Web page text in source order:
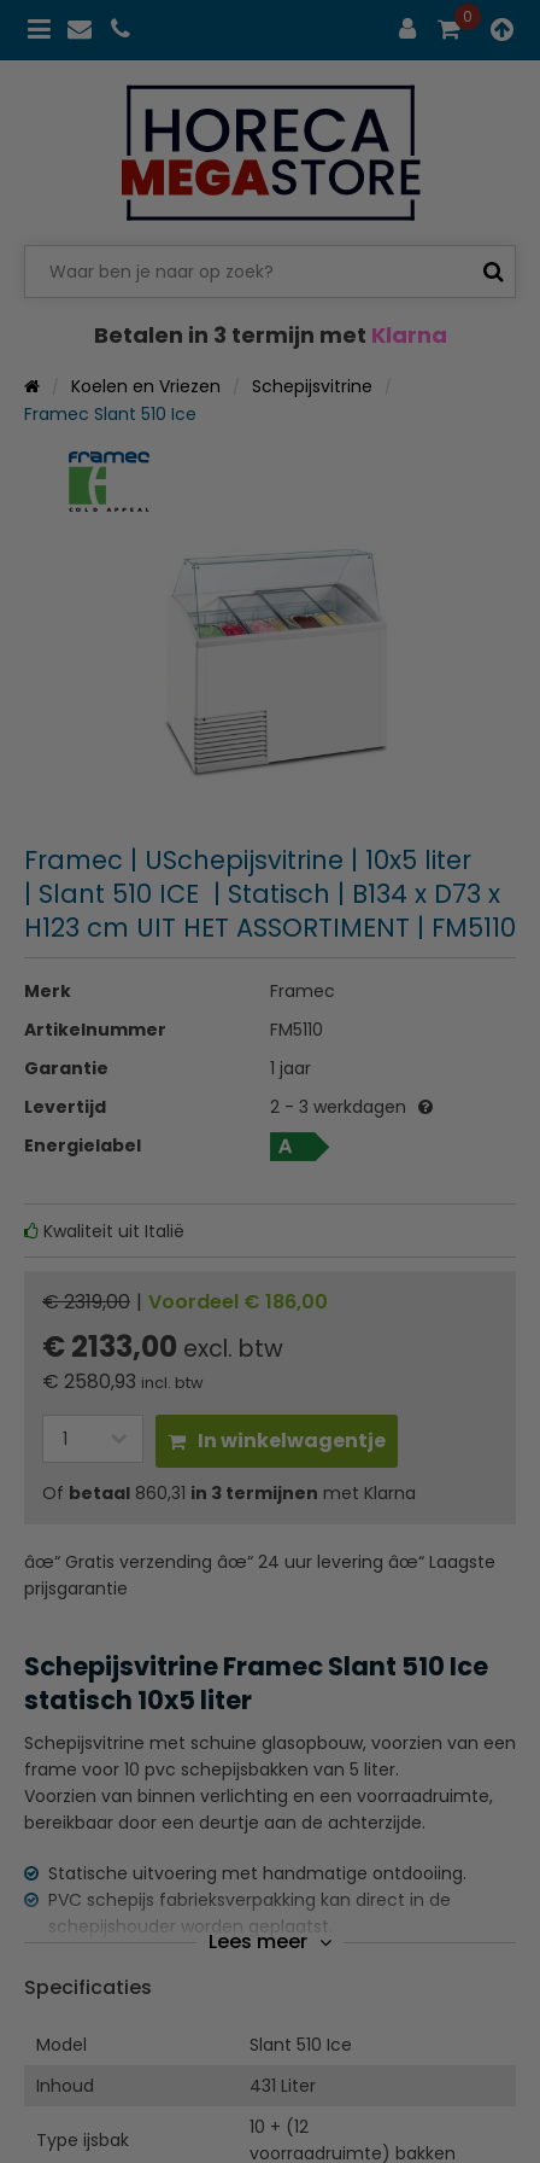
0
Betalen in 3 termijn met Klarna
Koelen en Vriezen
Schepijsvitrine
Framec Slant 510 Ice
Framec | USchepijsvitrine | 10x5 liter
| Slant 510 ICE | Statisch | B134 x D73 x
H123 cm UIT HET ASSORTIMENT | FM5110
Merk
Framec
Artikelnummer
FM5110
Garantie
1 jaar
Levertijd
2 - 3 werkdagen
Energielabel
Kwaliteit uit Italië
€ 2319,00 | Voordeel € 186,00
€ 2133,00 excl. btw
€ 2580,93 incl. btw
In winkelwagentje
Of betaal 860,31 in 3 termijnen met Klarna
âœ“ Gratis verzending âœ“ 24 uur levering âœ“ Laagste
prijsgarantie
Schepijsvitrine Framec Slant 510 Ice
statisch 10x5 liter
Schepijsvitrine met schuine glasopbouw, voorzien van een
frame voor 10 pvc schepijsbakken van 5 liter.
Voorzien van binnen verlichting en een voorraadruimte,
bereikbaar door een deurtje aan de achterzijde.
Statische uitvoering met handmatige ontdooiing.
PVC schepijs fabrieksverpakking kan direct in de
schepijshouder worden geplaatst.
Voorraad ruimte geschikt voor 12x 15 liter
De vitrine is voorzien van en onderhoudsvrije skin-
Temperatuur instelbaar -15 / -20 ºC
Bovenbouw niet gemonteerd.
Wordt zonder schepijsbakken geleverd.
Lees meer
Specificaties
Model
Slant 510 Ice
Inhoud
431 Liter
Type ijsbak
10 + (12
voorraadruimte) bakken